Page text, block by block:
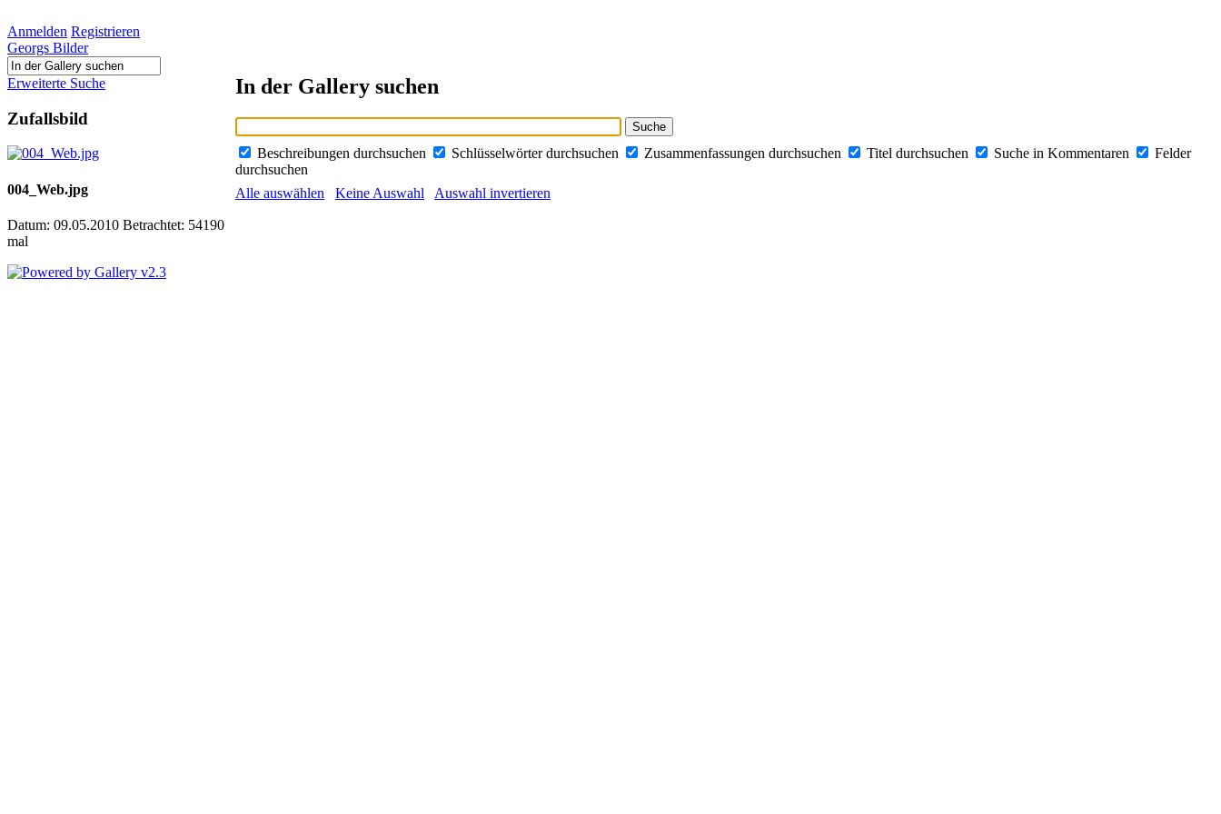
Anmelden Registrieren
Georgs Bilder
Erweiterte Suche
Zufallsbild
004_Web.jpg
Datum: 09.05.2010 Betrachtet: 54190
mal
In der Gallery suchen
Beschreibungen durchsuchen Schlüsselwörter durchsuchen Zusammenfassungen durchsuchen Titel durchsuchen Suche in Kommentaren
Felder
durchsuchen
Alle auswählen
Keine Auswahl Auswahl invertieren